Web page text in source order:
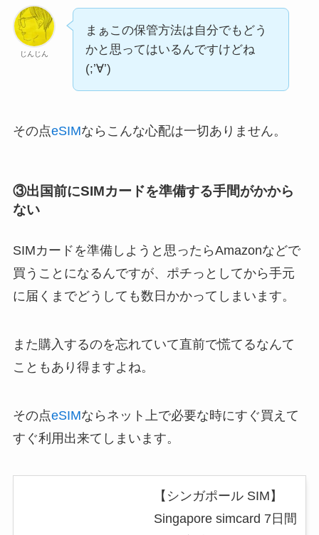
じんじん
まぁこの保管方法は自分でもどう
かと思ってはいるんですけどね
(;’∀’)
その点eSIMならこんな心配は一切ありません。
③出国前にSIMカードを準備する手間がかから
ない
SIMカードを準備しようと思ったらAmazonなどで
買うことになるんですが、ポチっとしてから手元
に届くまでどうしても数日かかってしまいます。
また購入するのを忘れていて直前で慌てるなんて
こともあり得ますよね。
その点eSIMならネット上で必要な時にすぐ買えて
すぐ利用出来てしまいます。
【シンガポール SIM】
Singapore simcard 7日間